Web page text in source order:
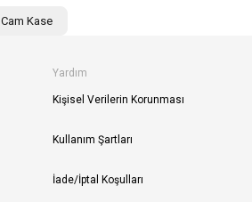
Cam Kase
Yardım
Kişisel Verilerin Korunması
Kullanım Şartları
İade/İptal Koşulları